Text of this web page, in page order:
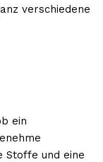
verschiedene
ein
Stoffe und eine